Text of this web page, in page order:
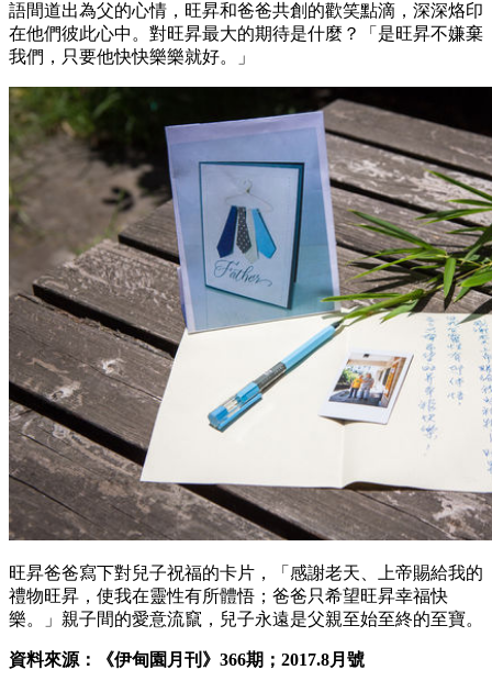
語間道出為父的心情，旺昇和爸爸共創的歡笑點滴，深深烙印
在他們彼此心中。對旺昇最大的期待是什麼？「是旺昇不嫌棄
我們，只要他快快樂樂就好。」
旺昇爸爸寫下對兒子祝福的卡片，「感謝老天、上帝賜給我的
禮物旺昇，使我在靈性有所體悟；爸爸只希望旺昇幸福快
樂。」親子間的愛意流竄，兒子永遠是父親至始至終的至寶。
資料來源：《伊甸園月刊》366期；2017.8月號